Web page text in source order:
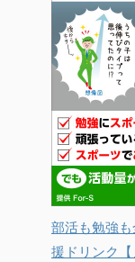
部活も勉強
援ドリンク【